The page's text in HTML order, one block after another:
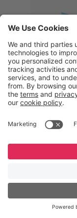
CEO
uma